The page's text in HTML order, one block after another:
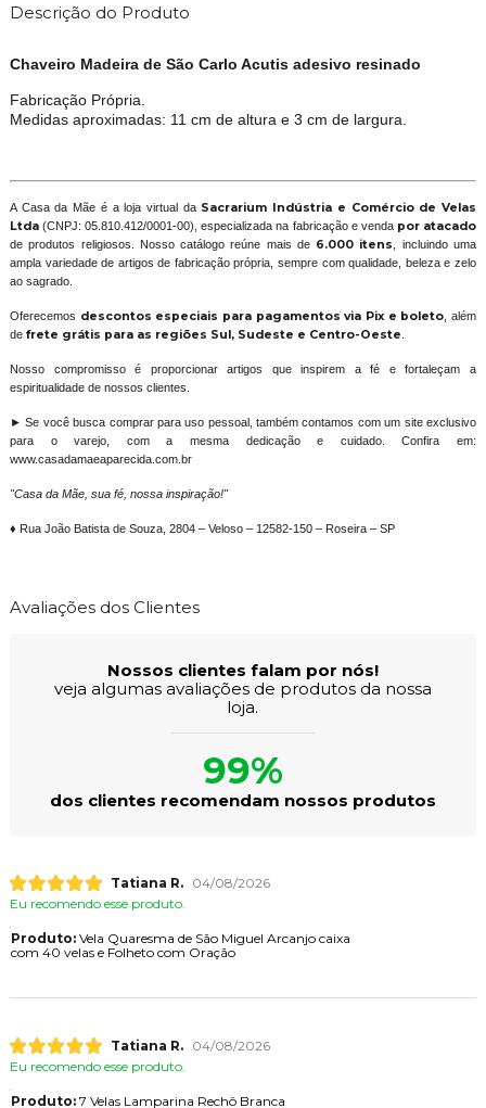
Descrição do Produto
Chaveiro Madeira de São Carlo Acutis adesivo resinado
Fabricação Própria.
Medidas aproximadas: 11 cm de altura e 3 cm de largura.
A Casa da Mãe é a loja virtual daSacrarium Indústria e Comércio de Velas
Ltda(CNPJ: 05.810.412/0001-00), especializada na fabricação e venda por atacado
de produtos religiosos. Nosso catálogo reúne mais de 6.000 itens
, incluindo uma
ampla variedade de artigos de fabricação própria, sempre com qualidade, beleza e zelo
ao sagrado.
Oferecemos descontos especiais para pagamentos via Pix e boleto , além
de frete grátis para as regiões Sul, Sudeste e Centro-Oeste
Nosso compromisso é proporcionar artigos que inspirem a fé e fortaleçam a
espiritualidade de nossos clientes.
► Se você busca comprar para uso pessoal, também contamos com um site exclusivo
para o varejo, com a mesma dedicação e cuidado. Confira em:
www.casadamaeaparecida.com.br
"Casa da Mãe, sua fé, nossa inspiração!"
♦ Rua João Batista de Souza, 2804 – Veloso – 12582-150 – Roseira – SP
Avaliações dos Clientes
Nossos clientes falam por nós!
veja algumas avaliações de produtos da nossa
loja.
99%
dos clientes recomendam nossos produtos
Tatiana R.
04/08/2026
Eu recomendo esse produto.
Produto:Vela Quaresma de São Miguel Arcanjo caixa
com 40 velas e Folheto com Oração
Tatiana R.
04/08/2026
Eu recomendo esse produto.
Produto:7 Velas Lamparina Rechô Branca